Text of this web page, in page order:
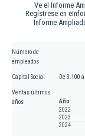
Ve el Informe
Regístrese en
Informe
Número de
empleados
Capital Social De 3.100
Ventas últimos
años
Año
2022
2023
2024